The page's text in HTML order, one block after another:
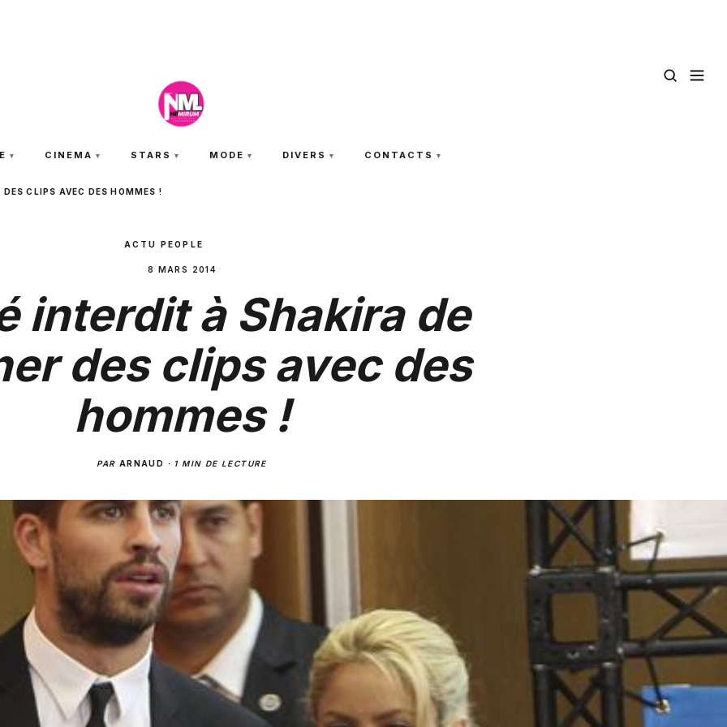
CINEMA STARS MODE DIVERS CONTACTS
CLIPS AVEC DES HOMMES !
ACTU PEOPLE
8 MARS 2014
interdit à Shakira de
des clips avec des
hommes !
PAR ARNAUD · 1 MIN DE LECTURE